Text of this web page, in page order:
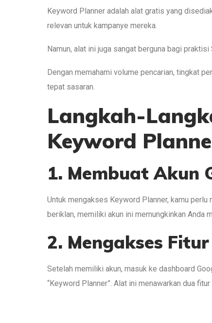
Keyword Planner adalah alat gratis yang
relevan untuk kampanye mereka.
Namun, alat ini juga sangat berguna bagi
Dengan memahami volume pencarian, tingkat
tepat sasaran.
Langkah-
Keyword
1. Membuat Akun
Untuk mengakses Keyword Planner, kamu
beriklan, memiliki akun ini memungkinkan Anda
2. Mengakses
Setelah memiliki akun, masuk ke dashboard
“Keyword Planner”. Alat ini menawarkan dua fitur